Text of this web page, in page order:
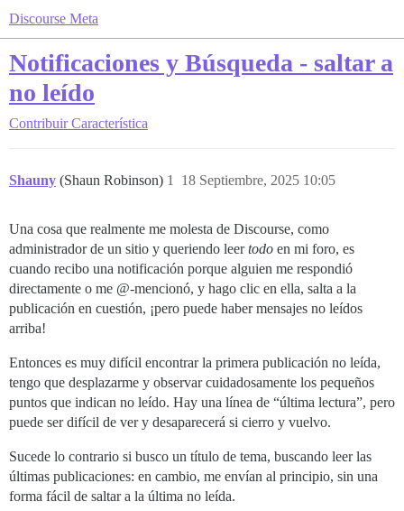
Discourse Meta
Notificaciones y Búsqueda - saltar a
no leído
Contribuir Característica
Shauny (Shaun Robinson) 18 Septiembre, 2025 10:05
1
Una cosa que realmente me molesta de Discourse, como
administrador de un sitio y queriendo leertodo en mi foro, es
cuando recibo una notificación porque alguien me respondió
directamente o me @-mencionó, y hago clic en ella, salta a la
publicación en cuestión, ¡pero puede haber mensajes no leídos
arriba!
Entonces es muy difícil encontrar la primera publicación no leída,
tengo que desplazarme y observar cuidadosamente los pequeños
puntos que indican no leído. Hay una línea de “última lectura”, pero
puede ser difícil de ver y desaparecerá si cierro y vuelvo.
Sucede lo contrario si busco un título de tema, buscando leer las
últimas publicaciones: en cambio, me envían al principio, sin una
forma fácil de saltar a la última no leída.